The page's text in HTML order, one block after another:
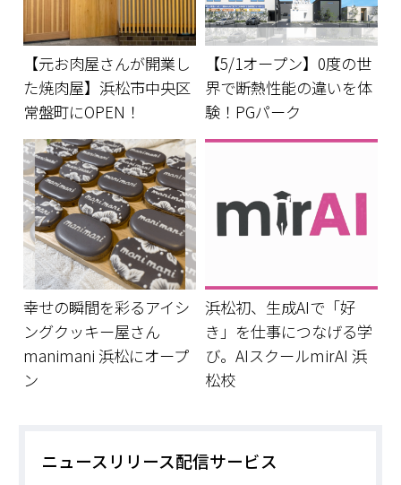
【元お肉屋さんが開業し
た焼肉屋】浜松市中央区
常盤町にOPEN！
【5/1オープン】0度の世
界で断熱性能の違いを体
験！PGパーク
幸せの瞬間を彩るアイシ
ングクッキー屋さん
manimani 浜松にオープ
ン
浜松初、生成AIで「好
き」を仕事につなげる学
び。AIスクールmirAI 浜
松校
ニュースリリース配信サービス